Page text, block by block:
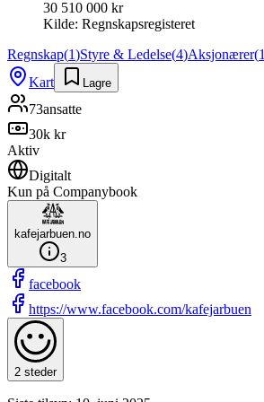
30 510 000 kr
Kilde: Regnskapsregisteret
Regnskap(1)Styre & Ledelse(4)Aksjonærer(1
Kart
Lagre
73ansatte
30k kr
Aktiv
Digitalt
Kun på Companybook
kafejarbuen.no
3
facebook
https://www.facebook.com/kafejarbuen
2 steder